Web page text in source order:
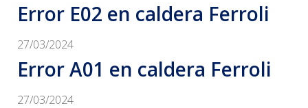
Error E02 en caldera Ferroli
27/03/2024
Error A01 en caldera Ferroli
27/03/2024